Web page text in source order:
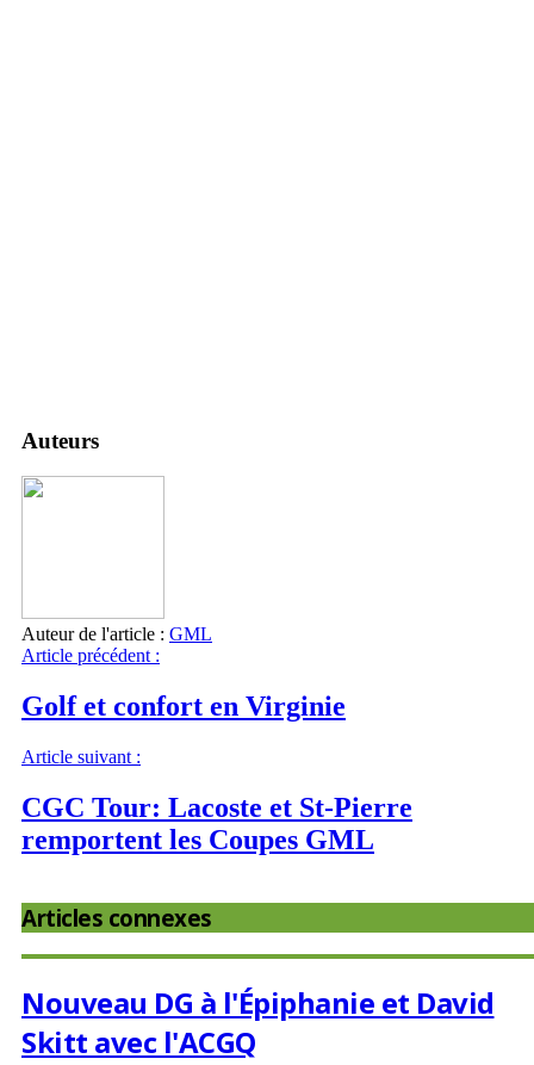
Auteurs
Auteur de l'article : GML
Article précédent :
Golf et confort en Virginie
Article suivant :
CGC Tour: Lacoste et St-Pierre
remportent les Coupes GML
Articles connexes
Nouveau DG à l'Épiphanie et David
Skitt avec l'ACGQ